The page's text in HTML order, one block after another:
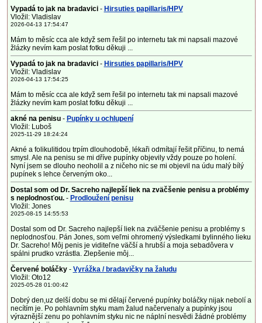
Vypadá to jak na bradavici - Hirsuties papillaris/HPV
Vložil: Vladislav
2026-04-13 17:54:47
Mám to měsíc cca ale když sem řešil po internetu tak mi napsali mazové
žlázky nevím kam poslat fotku děkuji ...
Vypadá to jak na bradavici - Hirsuties papillaris/HPV
Vložil: Vladislav
2026-04-13 17:54:25
Mám to měsíc cca ale když sem řešil po internetu tak mi napsali mazové
žlázky nevím kam poslat fotku děkuji ...
akné na penisu- Pupínky u ochlupení
Vložil: Luboš
2025-11-29 18:24:24
Akné a folikulitidou trpím dlouhodobě, lékaři odmítají řešit příčinu, to nemá
smysl. Ale na penisu se mi dříve pupínky objevily vždy pouze po holení.
Nyní jsem se dlouho neoholil a z ničeho nic se mi objevil na údu malý bílý
pupínek s lehce červeným oko...
Dostal som od Dr. Sacreho najlepší liek na zväčšenie penisu a problémy
s neplodnosťou.- Prodloužení penisu
Vložil: Jones
2025-08-15 14:55:53
Dostal som od Dr. Sacreho najlepší liek na zväčšenie penisu a problémy s
neplodnosťou. Pán Jones, som veľmi ohromený výsledkami bylinného lieku
Dr. Sacreho! Môj penis je viditeľne väčší a hrubší a moja sebadôvera v
spálni prudko vzrástla. Zlepšenie môj...
Červené boláčky - Vyrážka / bradavičky na žaludu
Vložil: Oto12
2025-05-28 01:00:42
Dobrý den,uz delší dobu se mi dělají červené pupínky boláčky nijak nebolí a
necítím je. Po pohlavním styku mam žalud načervenaly a pupínky jsou
výraznější zenu po pohlavním styku nic ne náplní nesvědi žádné problémy